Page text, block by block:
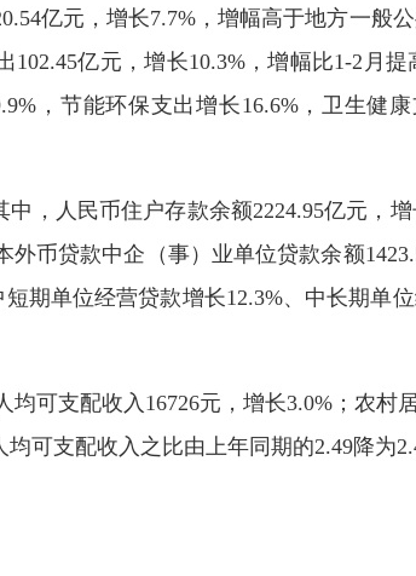
亿元，增长7.7%，增幅高于地方一般
亿元，增长10.3%，增幅比1-2月提
，节能环保支出增长16.6%，卫生健
人民币住户存款余额2224.95亿元，增
币贷款中企（事）业单位贷款余额
期单位经营贷款增长12.3%、中长期单
可支配收入16726元，增长3.0%；农村
可支配收入之比由上年同期的2.49降为